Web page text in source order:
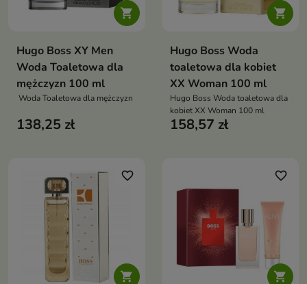

Hugo Boss XY Men
Woda Toaletowa dla
mężczyzn 100 ml
Woda Toaletowa dla mężczyzn
138,25 zł

Hugo Boss Woda
toaletowa dla kobiet
XX Woman 100 ml
Hugo Boss Woda toaletowa dla
kobiet XX Woman 100 ml
158,57 zł

favorite_border

favorite_border